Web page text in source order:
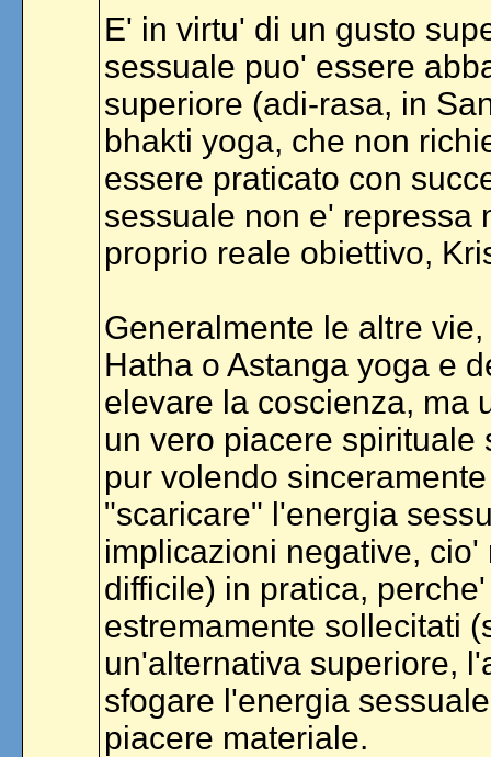
E' in virtu' di un gusto
sessuale puo' essere
superiore (adi-rasa, in
bhakti yoga, che non
essere praticato con
sessuale non e' repressa
proprio reale obiettivo,
Generalmente le altre
Hatha o Astanga yoga e
elevare la coscienza, ma
un vero piacere spirituale
pur volendo
"scaricare" l'energia
implicazioni negative,
difficile) in pratica,
estremamente sollecitati
un'alternativa superiore,
sfogare l'energia
piacere materiale.